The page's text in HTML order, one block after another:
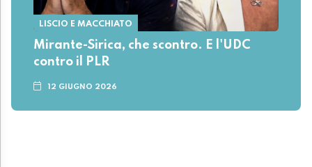
LISCIO E MACCHIATO
Mirante-Sirica, che scontro. E l'UDC
contro il PLR
12 GIUGNO 2026